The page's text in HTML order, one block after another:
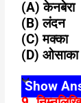
(A) केनबेरा
(B) लंदन
(C) मक्का
(D) ओसाका
Show